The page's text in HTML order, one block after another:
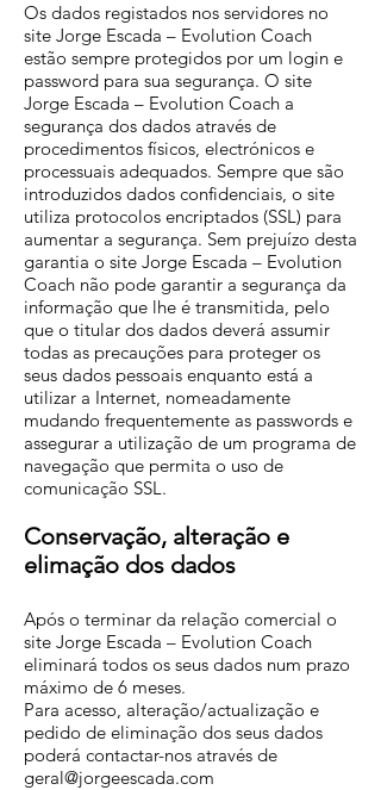
Os dados registados nos servidores no
site Jorge Escada – Evolution Coach
estão sempre protegidos por um login e
password para sua segurança. O site
Jorge Escada – Evolution Coach a
segurança dos dados através de
procedimentos físicos, electrónicos e
processuais adequados. Sempre que são
introduzidos dados confidenciais, o site
utiliza protocolos encriptados (SSL) para
aumentar a segurança. Sem prejuízo desta
garantia o site Jorge Escada – Evolution
Coach não pode garantir a segurança da
informação que lhe é transmitida, pelo
que o titular dos dados deverá assumir
todas as precauções para proteger os
seus dados pessoais enquanto está a
utilizar a Internet, nomeadamente
mudando frequentemente as passwords e
assegurar a utilização de um programa de
navegação que permita o uso de
comunicação SSL.
Conservação, alteração e
elimação dos dados
Após o terminar da relação comercial o
site Jorge Escada – Evolution Coach
eliminará todos os seus dados num prazo
máximo de 6 meses.
Para acesso, alteração/actualização e
pedido de eliminação dos seus dados
poderá contactar-nos através de
geral@jorgeescada.com